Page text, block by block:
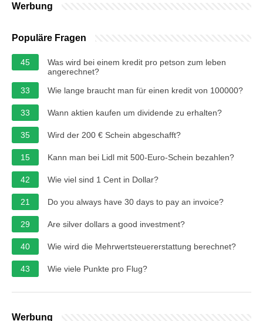
Werbung
Populäre Fragen
45
Was wird bei einem kredit pro petson zum leben
angerechnet?
33
Wie lange braucht man für einen kredit von 100000?
33 Wann aktien kaufen um dividende zu erhalten?
35 Wird der 200 € Schein abgeschafft?
15 Kann man bei Lidl mit 500-Euro-Schein bezahlen?
42 Wie viel sind 1 Cent in Dollar?
21 Do you always have 30 days to pay an invoice?
29 Are silver dollars a good investment?
40 Wie wird die Mehrwertsteuererstattung berechnet?
43 Wie viele Punkte pro Flug?
Werbung